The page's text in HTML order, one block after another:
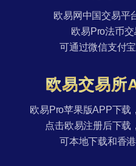
欧易网中国交易平
欧易Pro法币交
可通过微信支付
欧易交易所
欧易Pro苹果版APP下载
点击欧易注册后下载
可本地下载和香